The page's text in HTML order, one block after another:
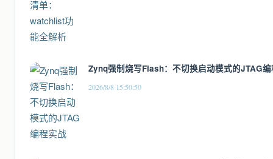
Zynq强制烧写Flash：不切换启动模式的JTAG
2026/8/8 15:50:50